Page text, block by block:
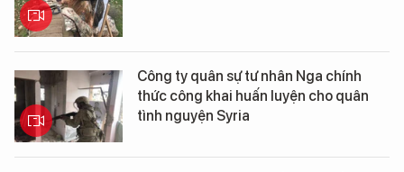
Công ty quân sự tư nhân Nga chính
thức công khai huấn luyện cho quân
tình nguyện Syria